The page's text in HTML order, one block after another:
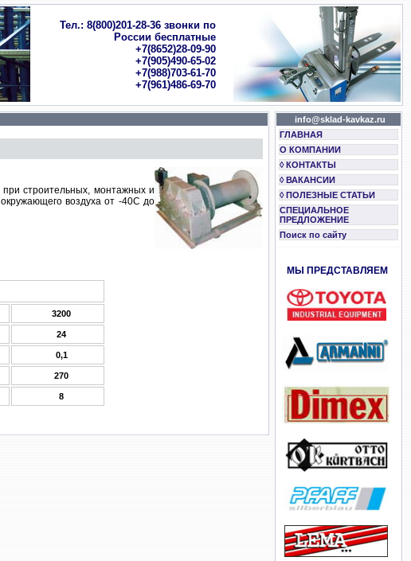
Тел.: 8(800)201-28-36 звонки по
России бесплатные
+7(8652)28-09-90
+7(905)490-65-02
+7(988)703-61-70
+7(961)486-69-70
строительных, монтажных и
воздуха от -40С до
3200
24
0,1
270
8
info@sklad-kavkaz.ru
ГЛАВНАЯ
О КОМПАНИИ
◊ КОНТАКТЫ
◊ ВАКАНСИИ
◊ ПОЛЕЗНЫЕ СТАТЬИ
СПЕЦИАЛЬНОЕ
ПРЕДЛОЖЕНИЕ
Поиск по сайту
МЫ ПРЕДСТАВЛЯЕМ